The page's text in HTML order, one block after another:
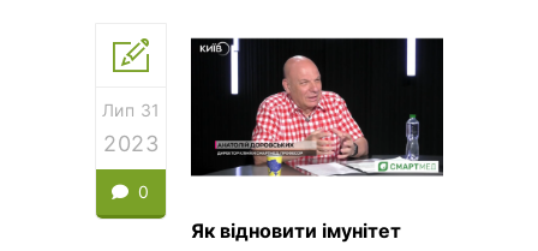
Лип 31
2023
0
Як відновити імунітет